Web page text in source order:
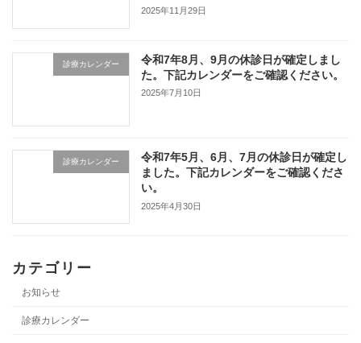
2025年11月29日
診療カレンダー
令和7年8月、9月の休診日が確定しまし
た。下記カレンダーをご確認ください。
2025年7月10日
診療カレンダー
令和7年5月、6月、7月の休診日が確定し
ました。下記カレンダーをご確認くださ
い。
2025年4月30日
カテゴリー
お知らせ
診療カレンダー